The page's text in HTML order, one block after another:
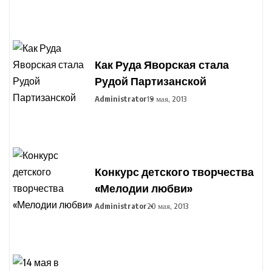
Как Руда Яворская стала
Рудой Партизанской
Administrator19 мая, 2013
Конкурс детского творчества
«Мелодии любви»
Administrator20 мая, 2013